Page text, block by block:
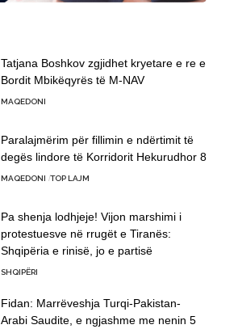
Tatjana Boshkov zgjidhet kryetare e re e
Bordit Mbikëqyrës të M-NAV
MAQEDONI
Paralajmërim për fillimin e ndërtimit të
degës lindore të Korridorit Hekurudhor 8
MAQEDONI TOP LAJM
Pa shenja lodhjeje! Vijon marshimi i
protestuesve në rrugët e Tiranës:
Shqipëria e rinisë, jo e partisë
SHQIPËRI
Fidan: Marrëveshja Turqi-Pakistan-
Arabi Saudite, e ngjashme me nenin 5